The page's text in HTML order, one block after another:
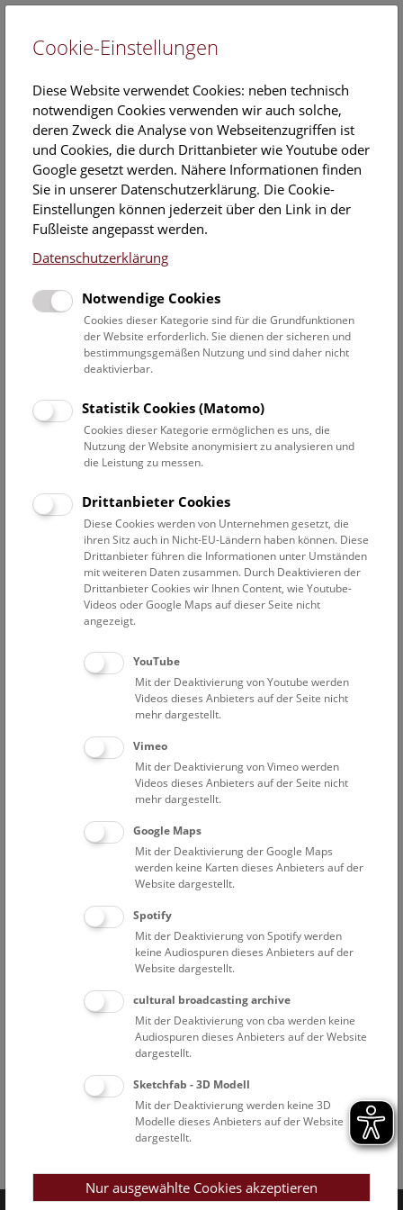
EN
Veranstaltungskalender
Informationen zu Gruppen,- Kindergarten- und
Schulprogrammen finden Siehier
Datumsfilter
10.12.2023
Datum auswählen
Erweiterte Suche
Filter zurücksetzen
10. Dezember 2023
Bisher keine Ergebnisse. Dienstags ist das NHM Wien
in der Regel geschlossen. Ausnahmen finden sie
Eine Nacht im Museum
Cookie-Einstellungen
Diese Website verwendet Cookies: neben technisch
notwendigen Cookies verwenden wir auch solche,
deren Zweck die Analyse von Webseitenzugriffen ist
und Cookies, die durch Drittanbieter wie Youtube oder
Google gesetzt werden. Nähere Informationen finden
Sie in unserer Datenschutzerklärung. Die Cookie-
Einstellungen können jederzeit über den Link in der
Fußleiste angepasst werden.
Datenschutzerklärung
Notwendige Cookies
Cookies dieser Kategorie sind für die Grundfunktionen
der Website erforderlich. Sie dienen der sicheren und
bestimmungsgemäßen Nutzung und sind daher nicht
deaktivierbar.
Statistik Cookies (Matomo)
Cookies dieser Kategorie ermöglichen es uns, die
Nutzung der Website anonymisiert zu analysieren und
die Leistung zu messen.
Drittanbieter Cookies
Diese Cookies werden von Unternehmen gesetzt, die
ihren Sitz auch in Nicht-EU-Ländern haben können. Diese
Drittanbieter führen die Informationen unter Umständen
mit weiteren Daten zusammen. Durch Deaktivieren der
Drittanbieter Cookies wir Ihnen Content, wie Youtube-
Videos oder Google Maps auf dieser Seite nicht
angezeigt.
YouTube
Mit der Deaktivierung von Youtube werden
Videos dieses Anbieters auf der Seite nicht
mehr dargestellt.
Vimeo
Mit der Deaktivierung von Vimeo werden
Videos dieses Anbieters auf der Seite nicht
mehr dargestellt.
Google Maps
Mit der Deaktivierung der Google Maps
werden keine Karten dieses Anbieters auf der
Website dargestellt.
Spotify
Mit der Deaktivierung von Spotify werden
keine Audiospuren dieses Anbieters auf der
Website dargestellt.
cultural broadcasting archive
Mit der Deaktivierung von cba werden keine
Audiospuren dieses Anbieters auf der Website
dargestellt.
Sketchfab - 3D Modell
Mit der Deaktivierung werden keine 3D
Modelle dieses Anbieters auf der Website
dargestellt.
Nur ausgewählte Cookies akzeptieren